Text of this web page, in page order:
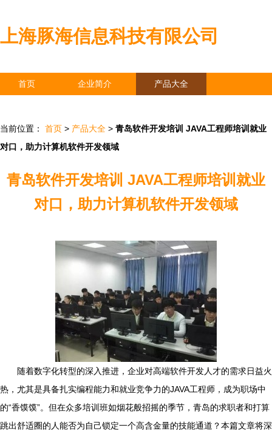
上海豚海信息科技有限公司
首页 企业简介 产品大全
当前位置： 首页 > 产品大全 > 青岛软件开发培训 JAVA工程师培训就业
对口，助力计算机软件开发领域
青岛软件开发培训 JAVA工程师培训就业
对口，助力计算机软件开发领域
随着数字化转型的深入推进，企业对高端软件开发人才的需求日益火
热，尤其是具备扎实编程能力和就业竞争力的JAVA工程师，成为职场中
的“香馍馍”。但在众多培训班如烟花般招摇的季节，青岛的求职者和打算
跳出舒适圈的人能否为自己锁定一个高含金量的技能通道？本篇文章将深